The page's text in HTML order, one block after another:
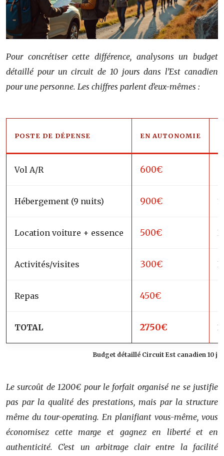
Pour concrétiser cette différence, analysons un budget
détaillé pour un circuit de 10 jours dans l’Est canadien
pour une personne. Les chiffres parlent d’eux-mêmes :
Budget détaillé Circuit Est canadien 10
POSTE DE DÉPENSE EN AUTONOMIE
Vol A/R 600€
Hébergement (9 nuits) 900€
Location voiture + essence 500€
Activités/visites 300€
Repas 450€
TOTAL 2750€
Le surcoût de 1200€ pour le forfait organisé ne se justifie
pas par la qualité des prestations, mais par la structure
même du tour-operating. En planifiant vous-même, vous
économisez cette marge et gagnez en liberté et en
authenticité. C’est un arbitrage clair entre la facilité